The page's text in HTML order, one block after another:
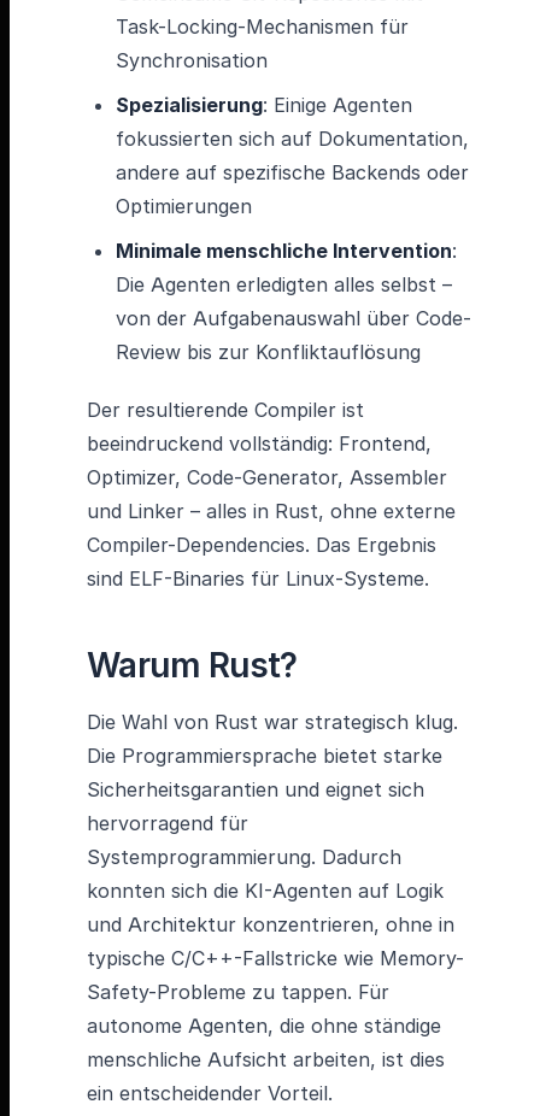
Task-Locking-Mechanismen für
Synchronisation
Spezialisierung: Einige Agenten
fokussierten sich auf Dokumentation,
andere auf spezifische Backends oder
Optimierungen
Minimale menschliche Intervention:
Die Agenten erledigten alles selbst –
von der Aufgabenauswahl über Code-
Review bis zur Konfliktauflösung
Der resultierende Compiler ist
beeindruckend vollständig: Frontend,
Optimizer, Code-Generator, Assembler
und Linker – alles in Rust, ohne externe
Compiler-Dependencies. Das Ergebnis
sind ELF-Binaries für Linux-Systeme.
Warum Rust?
Die Wahl von Rust war strategisch klug.
Die Programmiersprache bietet starke
Sicherheitsgarantien und eignet sich
hervorragend für
Systemprogrammierung. Dadurch
konnten sich die KI-Agenten auf Logik
und Architektur konzentrieren, ohne in
typische C/C++-Fallstricke wie Memory-
Safety-Probleme zu tappen. Für
autonome Agenten, die ohne ständige
menschliche Aufsicht arbeiten, ist dies
ein entscheidender Vorteil.